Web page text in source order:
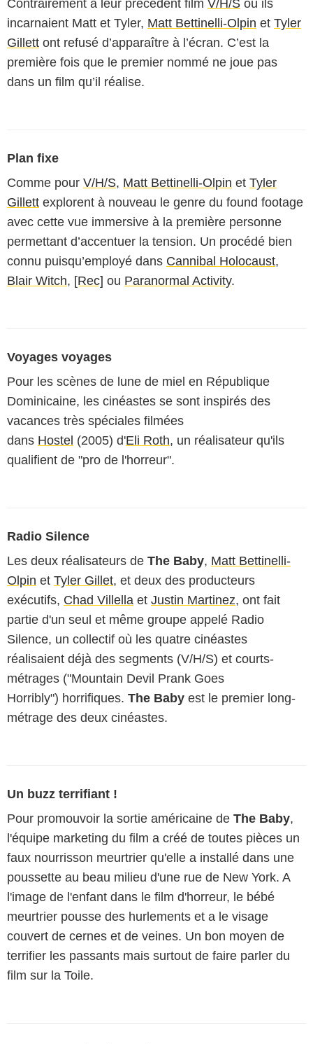
Contrairement à leur précédent film V/H/S où ils
incarnaient Matt et Tyler, Matt Bettinelli-Olpin et Tyler
Gillett ont refusé d’apparaître à l’écran. C’est la
première fois que le premier nommé ne joue pas
dans un film qu’il réalise.
Plan fixe
Comme pour V/H/S, Matt Bettinelli-Olpin et Tyler
Gillett explorent à nouveau le genre du found footage
avec cette vue immersive à la première personne
permettant d’accentuer la tension. Un procédé bien
connu puisqu’employé dans Cannibal Holocaust,
Blair Witch, [Rec] ou Paranormal Activity.
Voyages voyages
Pour les scènes de lune de miel en République
Dominicaine, les cinéastes se sont inspirés des
vacances très spéciales filmées
dans Hostel (2005) d'Eli Roth, un réalisateur qu'ils
qualifient de "pro de l'horreur".
Radio Silence
Les deux réalisateurs de The Baby, Matt Bettinelli-
Olpin et Tyler Gillet, et deux des producteurs
exécutifs, Chad Villella et Justin Martinez, ont fait
partie d'un seul et même groupe appelé Radio
Silence, un collectif où les quatre cinéastes
réalisaient déjà des segments (V/H/S) et courts-
métrages ("Mountain Devil Prank Goes
Horribly") horrifiques. The Baby est le premier long-
métrage des deux cinéastes.
Un buzz terrifiant !
Pour promouvoir la sortie américaine de The Baby,
l'équipe marketing du film a créé de toutes pièces un
faux nourrisson meurtrier qu'elle a installé dans une
poussette au beau milieu d'une rue de New York. A
l'image de l'enfant dans le film d'horreur, le bébé
meurtrier pousse des hurlements et a le visage
couvert de cernes et de veines. Un bon moyen de
terrifier les passants mais surtout de faire parler du
film sur la Toile.